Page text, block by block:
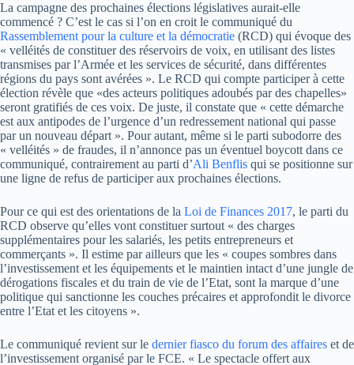
La campagne des prochaines élections législatives aurait-elle
commencé ? C’est le cas si l’on en croit le communiqué du
Rassemblement pour la culture et la démocratie (RCD) qui évoque des
« velléités de constituer des réservoirs de voix, en utilisant des listes
transmises par l’Armée et les services de sécurité, dans différentes
régions du pays sont avérées ». Le RCD qui compte participer à cette
élection révèle que «des acteurs politiques adoubés par des chapelles»
seront gratifiés de ces voix. De juste, il constate que « cette démarche
est aux antipodes de l’urgence d’un redressement national qui passe
par un nouveau départ ». Pour autant, même si le parti subodorre des
« velléités » de fraudes, il n’annonce pas un éventuel boycott dans ce
communiqué, contrairement au parti d’Ali Benflis qui se positionne sur
une ligne de refus de participer aux prochaines élections.
Pour ce qui est des orientations de la Loi de Finances 2017, le parti du
RCD observe qu’elles vont constituer surtout « des charges
supplémentaires pour les salariés, les petits entrepreneurs et
commerçants ». Il estime par ailleurs que les « coupes sombres dans
l’investissement et les équipements et le maintien intact d’une jungle de
dérogations fiscales et du train de vie de l’Etat, sont la marque d’une
politique qui sanctionne les couches précaires et approfondit le divorce
entre l’Etat et les citoyens ».
Le communiqué revient sur le dernier fiasco du forum des affaires et de
l’investissement organisé par le FCE. « Le spectacle offert aux